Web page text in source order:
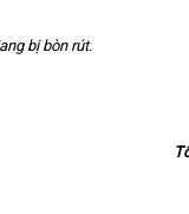
bị bòn rút.